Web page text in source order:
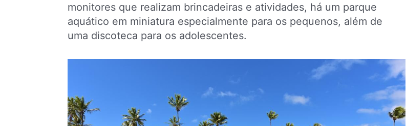
monitores que realizam brincadeiras e atividades, há um parque
aquático em miniatura especialmente para os pequenos, além de
uma discoteca para os adolescentes.